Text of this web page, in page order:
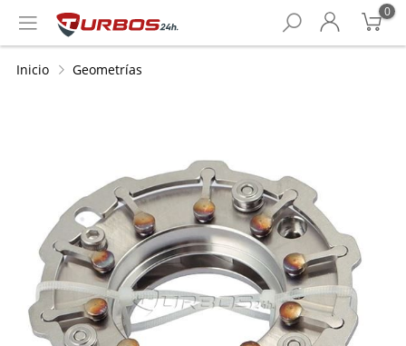
0
Inicio Geometrías